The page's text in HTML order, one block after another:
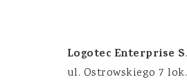
Logotec Enterprise
ul. Ostrowskiego 7 lok.